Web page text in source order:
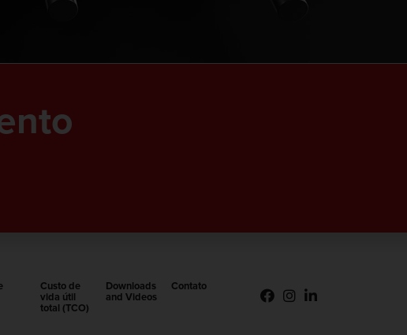
Custo de
vida útil
total (TCO)
Downloads
and Videos
Contato